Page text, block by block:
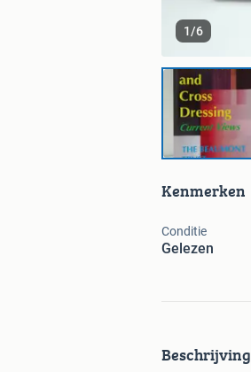
1/6
Kenmerken
Conditie
Gelezen
Beschrijving